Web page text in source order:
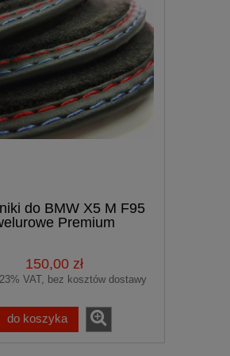
do BMW X5 M F95
Premium
150,00 zł
VAT, bez kosztów dostawy
do koszyka